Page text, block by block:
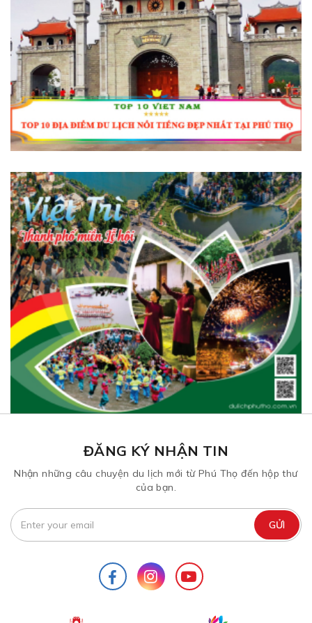
ĐĂNG KÝ NHẬN TIN
Nhận những câu chuyện du lịch mới từ Phú Thọ đến hộp thư
của bạn.